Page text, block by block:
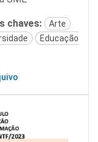
chaves:
Arte
Educação